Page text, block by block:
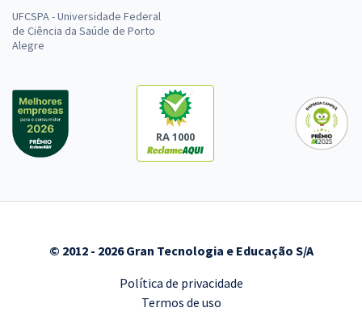
UFCSPA - Universidade Federal
de Ciência da Saúde de Porto
Alegre
RA 1000
© 2012 - 2026 Gran Tecnologia e Educação S/A
Política de privacidade
Termos de uso